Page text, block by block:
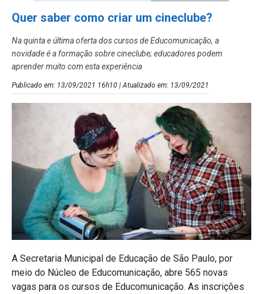
Quer saber como criar um cineclube?
Na quinta e última oferta dos cursos de Educomunicação, a
novidade é a formação sobre cineclube; educadores podem
aprender muito com esta experiência
Publicado em: 13/09/2021 16h10 | Atualizado em: 13/09/2021
A Secretaria Municipal de Educação de São Paulo, por
meio do Núcleo de Educomunicação, abre 565 novas
vagas para os cursos de Educomunicação. As inscrições